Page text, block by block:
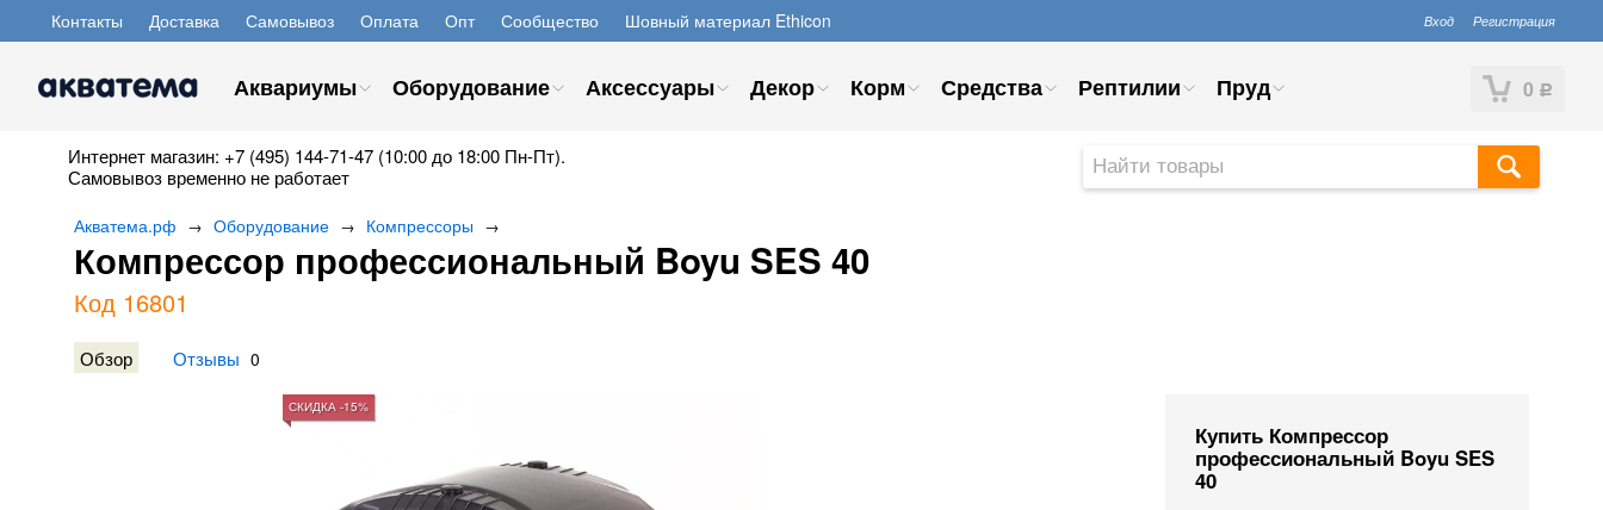
Контакты Доставка Самовывоз Оплата Опт Сообщество Шовный материал Ethicon Вход Регистрация
0 Р
Аквариумы Оборудование Аксессуары Декор Корм Средства Рептилии Пруд
Интернет магазин: +7 (495) 144-71-47 (10:00 до 18:00 Пн-Пт).
Самовывоз временно не работает
Акватема.рф → Оборудование → Компрессоры →
Компрессор профессиональный Boyu SES 40
Код 16801
Обзор Отзывы 0
Купить Компрессор
профессиональный Boyu SES
40
СКИДКА -15%